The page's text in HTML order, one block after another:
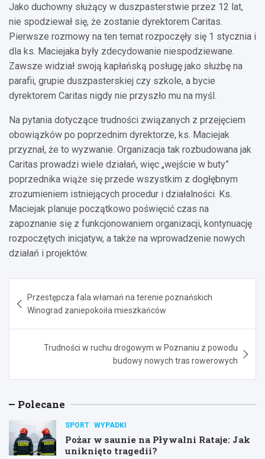
Jako duchowny służący w duszpasterstwie przez 12 lat,
nie spodziewał się, że zostanie dyrektorem Caritas.
Pierwsze rozmowy na ten temat rozpoczęły się 1 stycznia i
dla ks. Maciejaka były zdecydowanie niespodziewane.
Zawsze widział swoją kapłańską posługę jako służbę na
parafii, grupie duszpasterskiej czy szkole, a bycie
dyrektorem Caritas nigdy nie przyszło mu na myśl.
Na pytania dotyczące trudności związanych z przejęciem
obowiązków po poprzednim dyrektorze, ks. Maciejak
przyznał, że to wyzwanie. Organizacja tak rozbudowana jak
Caritas prowadzi wiele działań, więc „wejście w buty”
poprzednika wiąże się przede wszystkim z dogłębnym
zrozumieniem istniejących procedur i działalności. Ks.
Maciejak planuje początkowo poświęcić czas na
zapoznanie się z funkcjonowaniem organizacji, kontynuację
rozpoczętych inicjatyw, a także na wprowadzenie nowych
działań i projektów.
wpisu
Przestępcza fala włamań na terenie poznańskich
Winograd zaniepokoiła mieszkańców
Trudności w ruchu drogowym w Poznaniu z powodu
budowy nowych tras rowerowych
Polecane
SPORT WYPADKI
Pożar w saunie na Pływalni Rataje: Jak
uniknięto tragedii?